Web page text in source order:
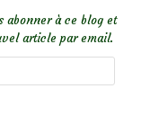
abonner à ce blog et
article par email.